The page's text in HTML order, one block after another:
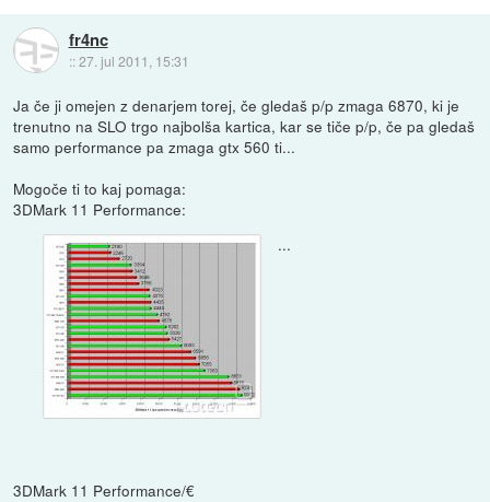
fr4nc
::27. jul 2011, 15:31
Ja če ji omejen z denarjem torej, če gledaš p/p zmaga 6870, ki je
trenutno na SLO trgo najbolša kartica, kar se tiče p/p, če pa gledaš
samo performance pa zmaga gtx 560 ti...
Mogoče ti to kaj pomaga:
3DMark 11 Performance:
...
3DMark 11 Performance/€